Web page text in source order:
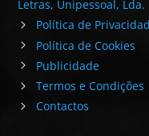
Letras, Unipessoal, Lda.
Política de
Política de Cookies
Publicidade
Termos e Condições
Contactos